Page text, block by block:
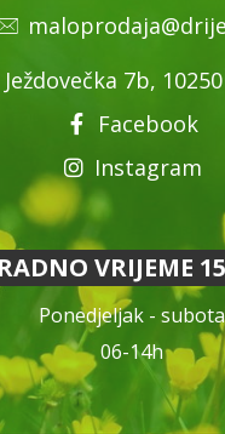
Ježdovečka 7b,
Facebook
Instagram
VRIJEME
Ponedjeljak - subota
06-14h